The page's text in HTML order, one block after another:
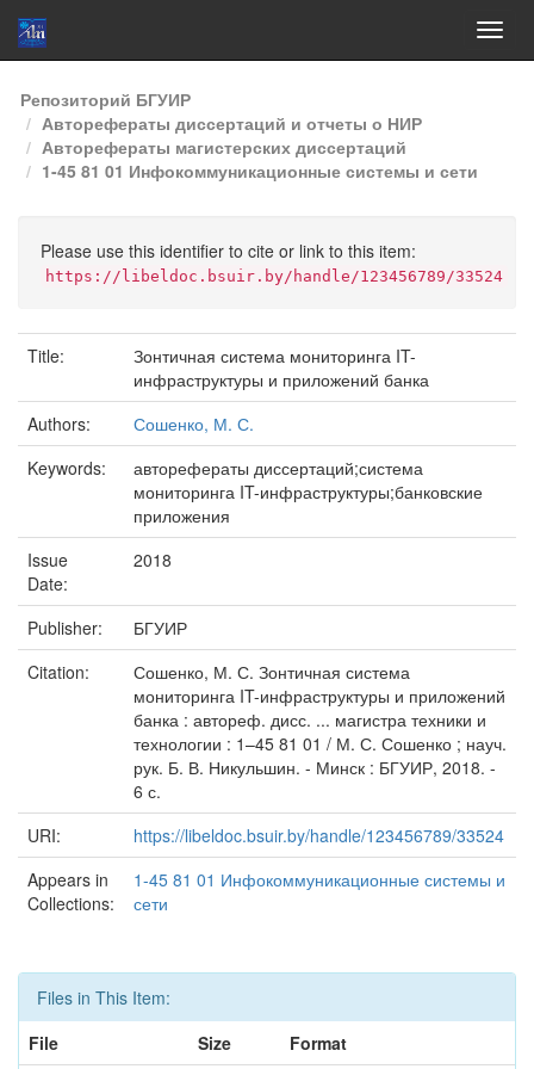
Skip
navigation
Репозиторий БГУИР
Авторефераты диссертаций и отчеты о НИР
Авторефераты магистерских диссертаций
1-45 81 01 Инфокоммуникационные системы и сети
Please use this identifier to cite or link to this item:
https://libeldoc.bsuir.by/handle/123456789/33524
Title:
Зонтичная система мониторинга IT-
инфраструктуры и приложений банка
Authors:
Сошенко, М. С.
Keywords:
авторефераты диссертаций;система
мониторинга IT-инфраструктуры;банковские
приложения
Issue
Date:
2018
Publisher:
БГУИР
Citation:
Сошенко, М. С. Зонтичная система
мониторинга IT-инфраструктуры и приложений
банка : автореф. дисс. ... магистра техники и
технологии : 1–45 81 01 / М. С. Сошенко ; науч.
рук. Б. В. Никульшин. - Минск : БГУИР, 2018. -
6 с.
URI:
https://libeldoc.bsuir.by/handle/123456789/33524
Appears in
Collections:
1-45 81 01 Инфокоммуникационные системы и
сети
Files in This Item:
File
Size Format